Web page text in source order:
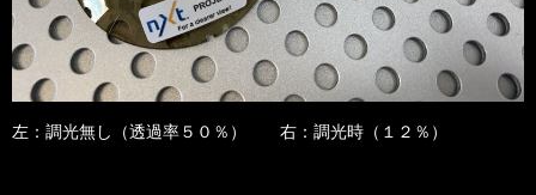
左：調光無し（透過率５０％） 右：調光時（１２％）